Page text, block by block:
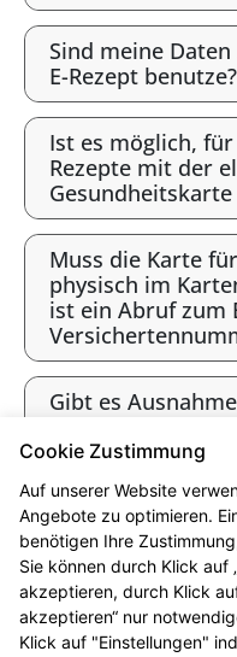
Sind meine
E-Rezept benutze?
Ist es möglich,
Rezepte mit der
Muss die Karte
physisch im
ist ein Abruf zum
Gibt es
angeboten?
Gibt es bald
* Bis 12 Uhr vorbestellt sind
Beachten Sie bitte die
Lieferfähigkeit des
Cookie Zustimmung
Auf unserer Website
Angebote zu optimieren.
benötigen Ihre
Sie können durch Klick auf
akzeptieren, durch Klick
akzeptieren“ nur
Klick auf "Einstellungen"